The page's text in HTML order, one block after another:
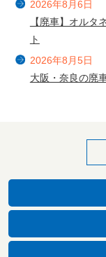
2026年8月6日
【廃車】オルタ
ト
2026年8月5日
大阪・奈良の廃